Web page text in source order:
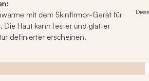
mit dem Skinfirmor-Gerät für
Die Haut kann fester und glatter
definierter erscheinen.